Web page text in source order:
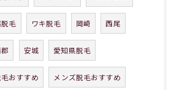
毛 ワキ脱毛 岡崎 西尾
安城 愛知県脱毛
おすすめ メンズ脱毛おすすめ